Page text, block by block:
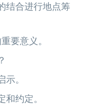
结合进行地点筹
要意义。
。
约定。